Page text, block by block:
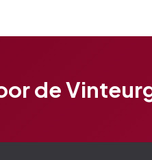
de